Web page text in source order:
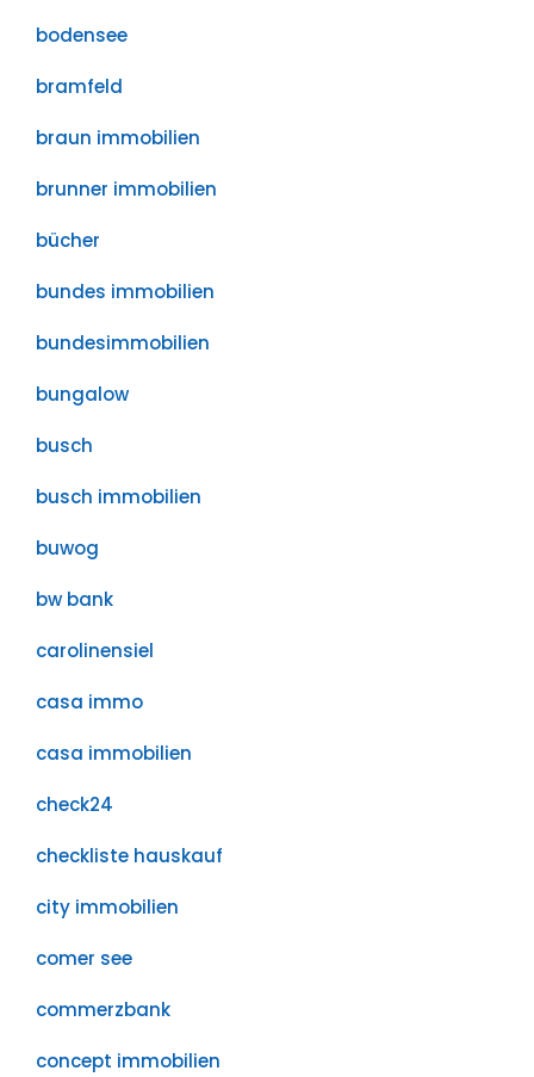
bodensee
bramfeld
braun immobilien
brunner immobilien
bücher
bundes immobilien
bundesimmobilien
bungalow
busch
busch immobilien
buwog
bw bank
carolinensiel
casa immo
casa immobilien
check24
checkliste hauskauf
city immobilien
comer see
commerzbank
concept immobilien